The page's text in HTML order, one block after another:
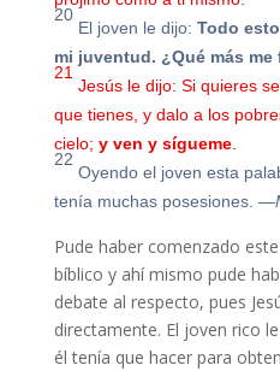
20
El joven le dijo: Todo
mi juventud. ¿Qué más me
21
Jesús le dijo: Si quieres
que tienes, y dalo a los
cielo; y ven y sígueme.
22
Oyendo el joven esta
tenía muchas posesiones.
Pude haber comenzado
bíblico y ahí mismo pude
debate al respecto, pues
directamente. El joven rico
él tenía que hacer para